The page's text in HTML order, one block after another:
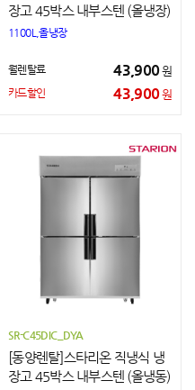
장고 45박스 내부스텐 (올냉장)
1100L,올냉장
월렌탈료 43,900원
카드할인 43,900원
SR-C45DIC_DYA
[동양렌탈]스타리온 직냉식 냉
장고 45박스 내부스텐 (올냉동)